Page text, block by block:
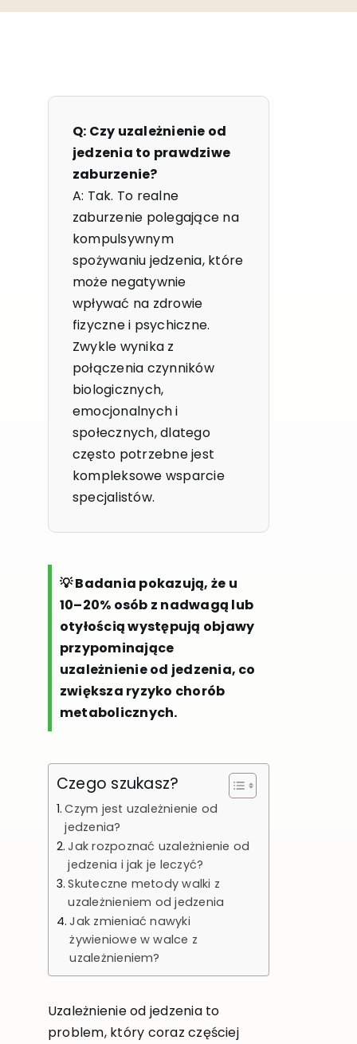
Q: Czy uzależnienie od
jedzenia to prawdziwe
zaburzenie?
A: Tak. To realne
zaburzenie polegające na
kompulsywnym
spożywaniu jedzenia, które
może negatywnie
wpływać na zdrowie
fizyczne i psychiczne.
Zwykle wynika z
połączenia czynników
biologicznych,
emocjonalnych i
społecznych, dlatego
często potrzebne jest
kompleksowe wsparcie
specjalistów.
💡 Badania pokazują, że u
10–20% osób z nadwagą lub
otyłością występują objawy
przypominające
uzależnienie od jedzenia, co
zwiększa ryzyko chorób
metabolicznych.
Czego szukasz?
Czym jest uzależnienie od
jedzenia?
Jak rozpoznać uzależnienie od
jedzenia i jak je leczyć?
Skuteczne metody walki z
uzależnieniem od jedzenia
Jak zmieniać nawyki
żywieniowe w walce z
uzależnieniem?
Uzależnienie od jedzenia to
problem, który coraz częściej